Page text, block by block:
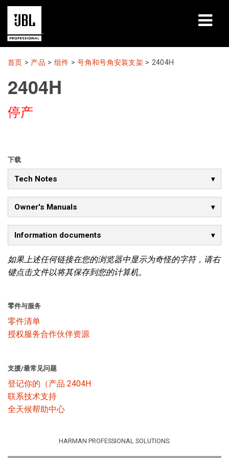
产品
案例研究
学习课程
关于
哪里购买和连接
支持
语言/地区
首页 > 产品 > 组件 >号角和号角安装支架 > 2404H
2404H
停产
下载
Tech Notes
Owner's Manuals
Information documents
如果上述任何链接在您的浏览器中显示为奇怪的字符，请右
键点击文件以将其保存到您的计算机。
零件与服务
零件清单
授权服务合作伙伴资源
支援/最常见问题
登记你的（产品 2404H
联系技术支持
全天候帮助中心
HARMAN PROFESSIONAL SOLUTIONS: